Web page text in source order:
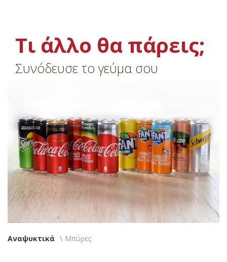
Τι άλλο θα πάρεις;
Συνόδευσε το γεύμα σου
Αναψυκτικά Μπύρες